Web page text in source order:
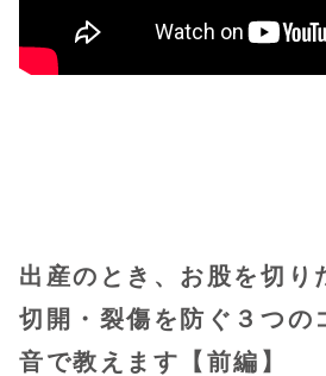
出産のとき、お股を切り
切開・裂傷を防ぐ３つの
音で教えます【前編】